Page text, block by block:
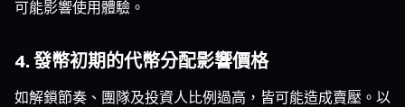
可能影響使用體驗。
4. 發幣初期的代幣分配影響價格
如解鎖節奏、團隊及投資人比例過高，皆可能造成賣壓。以